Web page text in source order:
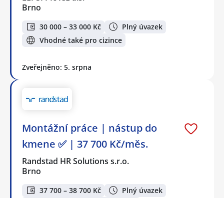
Brno
30 000 – 33 000 Kč
Plný úvazek
Vhodné také pro cizince
Zveřejněno: 5. srpna
Montážní práce | nástup do
kmene ✅ | 37 700 Kč/měs.
Randstad HR Solutions s.r.o.
Brno
37 700 – 38 700 Kč
Plný úvazek